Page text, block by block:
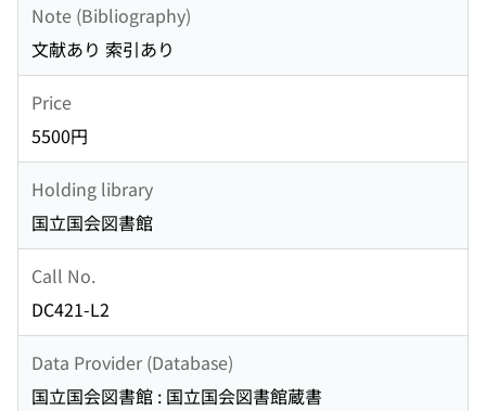
Note (Bibliography)
文献あり 索引あり
Price
5500円
Holding library
国立国会図書館
Call No.
DC421-L2
Data Provider (Database)
国立国会図書館 : 国立国会図書館蔵書